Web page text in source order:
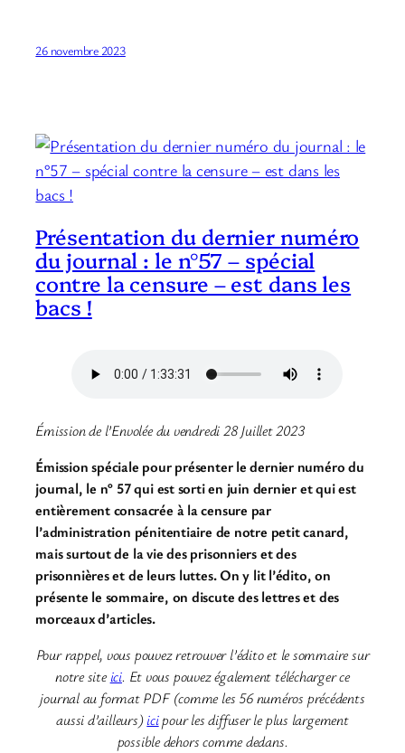
26 novembre 2023
Présentation du dernier numéro
du journal : le n°57 – spécial
contre la censure – est dans les
bacs !
Émission de l’Envolée du vendredi 28 Juillet 2023
Émission spéciale pour présenter le dernier numéro du
journal, le n° 57 qui est sorti en juin dernier et qui est
entièrement consacrée à la censure par
l’administration pénitentiaire de notre petit canard,
mais surtout de la vie des prisonniers et des
prisonnières et de leurs luttes.On y lit l’édito, on
présente le sommaire, on discute des lettres et des
morceaux d’articles.
Pour rappel, vous pouvez retrouver l’édito et le sommaire sur
notre siteici. Et vous pouvez également télécharger ce
journal au format PDF (comme les 56 numéros précédents
aussi d’ailleurs)icipour les diffuser le plus largement
possible dehors comme dedans.